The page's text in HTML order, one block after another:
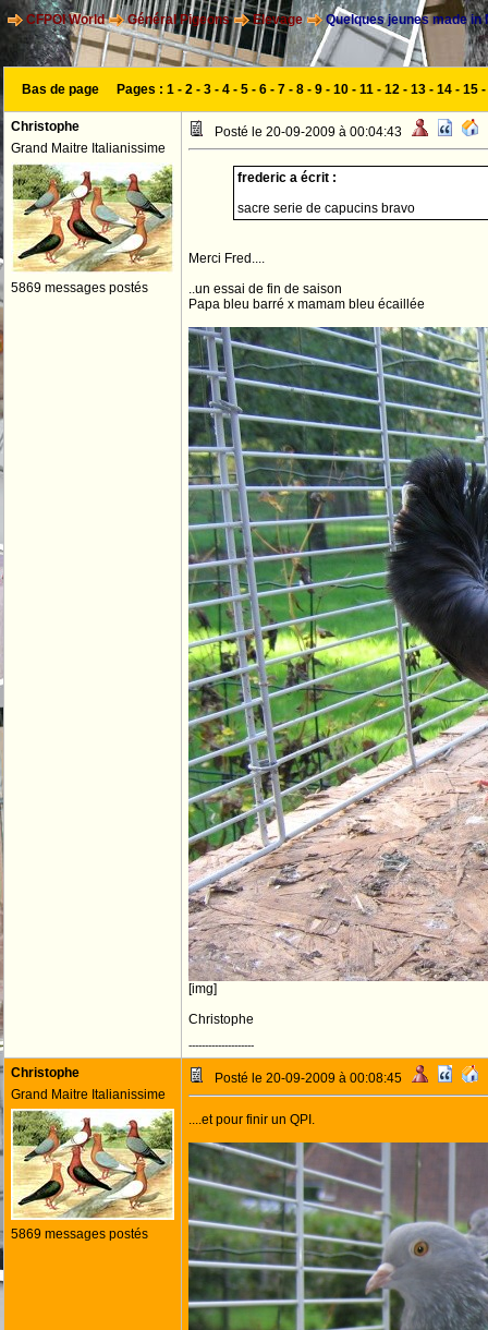
CFPOI World Général Pigeons Elevage Quelques jeunes made in
Bas de page Pages : 1 - 2 - 3 - 4 - 5 - 6 - 7 - 8 - 9 - 10 - 11 - 12 - 13 - 14 - 15 -
Christophe
Grand Maitre Italianissime
5869 messages postés
Posté le 20-09-2009 à 00:04:43
frederic a écrit :
sacre serie de capucins bravo
Merci Fred....
..un essai de fin de saison
Papa bleu barré x mamam bleu écaillée
[img]
Christophe
--------------------
Christophe
Grand Maitre Italianissime
5869 messages postés
Posté le 20-09-2009 à 00:08:45
....et pour finir un QPI.